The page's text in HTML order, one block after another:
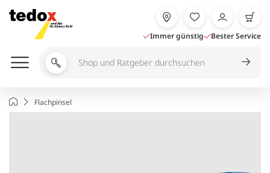
Inhalt
springen
Immer günstig Bester Service
Shop
durchsuchen
StartseiteFlachpinsel